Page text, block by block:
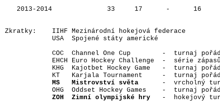
2013-2014              33     17      -      16
Zkratky:    IIHF Mezinárodní hokejová federace
            USA  Spojené státy americké
COC  Channel One Cup        -  turnaj
EHCH Euro Hockey Challenge  -  série
KHG  Kajotbet Hockey Game   -  turnaj
KT   Karjala Tournament     -  turnaj
MS   Mistrovství světa
-  vrcholný
OHG  Oddset Hockey Games    -  turnaj
ZOH  Zimní olympijské hry
-  hokejový